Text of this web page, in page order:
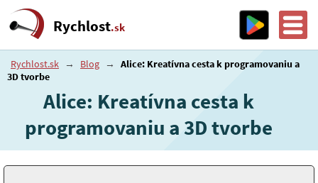
Rychlost.sk
Rychlost.sk → Blog →
Alice: Kreatívna cesta k programovaniu a
3D tvorbe
Alice: Kreatívna cesta k
programovaniu a 3D tvorbe